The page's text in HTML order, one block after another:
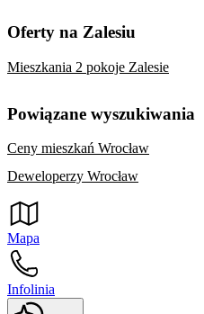
Oferty na Zalesiu
Mieszkania 2 pokoje Zalesie
Powiązane wyszukiwania
Ceny mieszkań Wrocław
Deweloperzy Wrocław
Mapa
Infolinia